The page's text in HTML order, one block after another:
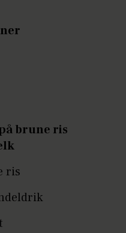
brune ris
ris